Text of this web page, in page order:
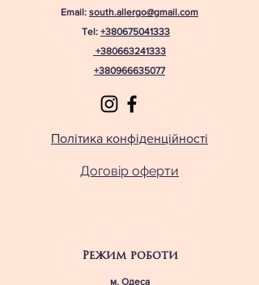
Email: south.allergo@gmail.com
Tel: +380675041333
+380663241333
+380966635077
Політика конфіденційності
Договір оферти
Режим роботи
м. Одеса